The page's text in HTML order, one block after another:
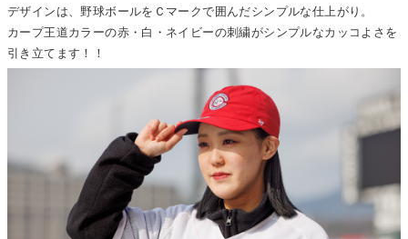
デザインは、野球ボールをＣマークで囲んだシンプルな仕上がり。
カープ王道カラーの赤・白・ネイビーの刺繍がシンプルなカッコよさを
引き立てます！！